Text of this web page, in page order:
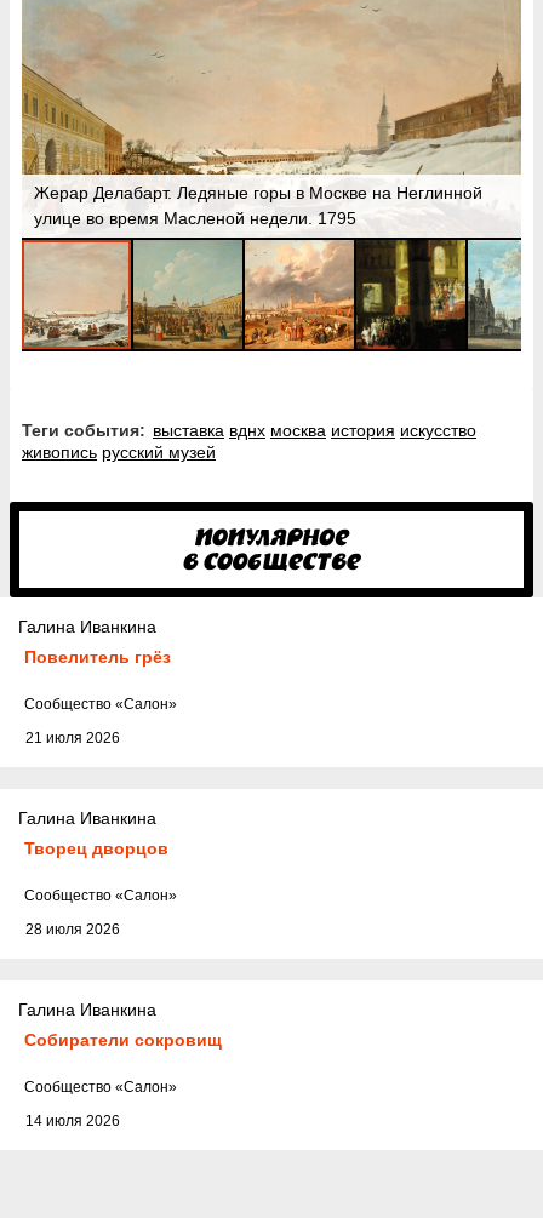
Жерар Делабарт. Ледяные горы в Москве на Неглинной
улице во время Масленой недели. 1795
Теги события: выставка вднх москва история искусство
живопись русский музей
Галина Иванкина
Повелитель грёз
21 июля 2026
Cообщество «Салон»
Галина Иванкина
Творец дворцов
28 июля 2026
Cообщество «Салон»
Галина Иванкина
Собиратели сокровищ
14 июля 2026
Cообщество «Салон»